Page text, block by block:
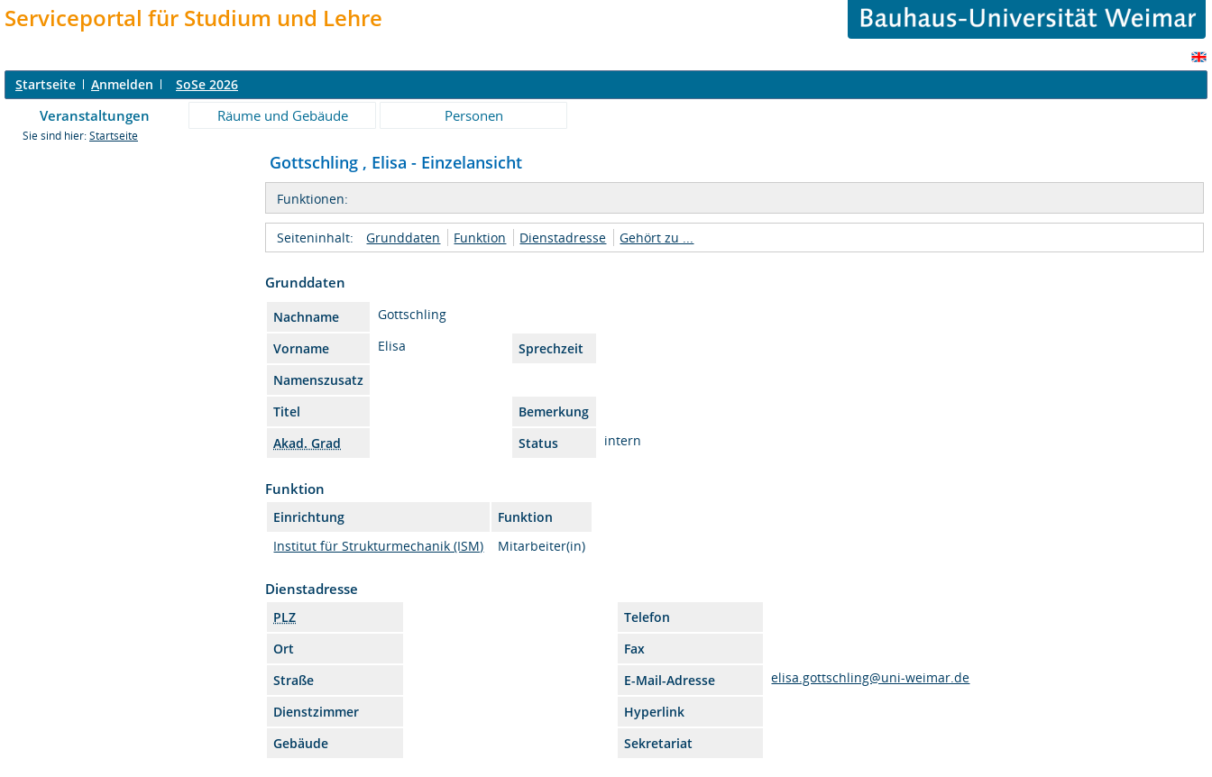
Serviceportal für Studium und Lehre
Startseite Anmelden SoSe 2026
Veranstaltungen Räume und Gebäude Personen
Sie sind hier: Startseite
Gottschling , Elisa - Einzelansicht
Funktionen:
Seiteninhalt: Grunddaten Funktion Dienstadresse Gehört zu ...
Grunddaten
Nachname
Gottschling
Vorname
Elisa
Sprechzeit
Namenszusatz
Titel
Bemerkung
Akad. Grad
Status intern
Funktion
Einrichtung
Funktion
Institut für Strukturmechanik (ISM)
Mitarbeiter(in)
Dienstadresse
PLZ
Telefon
Ort
Fax
Straße
E-Mail-Adresse
elisa.gottschling@uni-weimar.de
Dienstzimmer
Hyperlink
Gebäude
Sekretariat